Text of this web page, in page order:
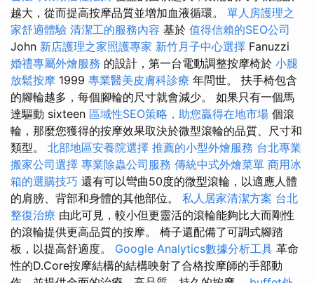
越大，從而提高按摩品質並增加血液循環。 單人房護理之
家舒適體驗 清潔工的服務內容 基於 值得信賴的SEO公司
John 新店護理之家照護專家 新竹月子中心選擇 Fanuzzi
婚禮專屬外燴服務 的設計，第一台電動調整按摩椅於 小腿
放鬆按摩 1999 專業醫美皮膚科診療 年問世。 扶手椅包含
的腳輪越多，每個腳輪的尺寸就會減少。 如果只有一個馬
達驅動 sixteen 區域性SEO策略，助您贏得在地市場 個滾
輪，那麼您獲得的按摩效果取決於微型滾輪的品質、尺寸和
類型。 北部地區安養院選擇 推薦的小型外燴服務 台北專業
搬家公司選擇 專業除蟲公司服務 傳統中式外燴菜單 商用冰
箱的選購技巧 還有可以彎曲50度的微型滾輪，以適應人體
的肩膀、背部和身體的其他部位。 私人居家清潔方案 台北
整復治療 由此可見，較小但更靈活的滾輪能夠比大而剛性
的滾輪提供更高品質的按摩。 椅子還配備了可調式腳踏
板，以提高舒適度。 Google Analytics數據分析工具 革命
性的D.Core按摩結構的結構映射了合格按摩師的手部動